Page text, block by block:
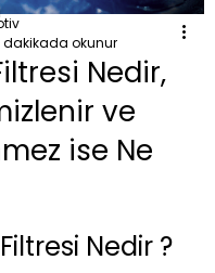
Nedir,
ve
ise Ne
dakikada okunur
yıldız
Nedir ?